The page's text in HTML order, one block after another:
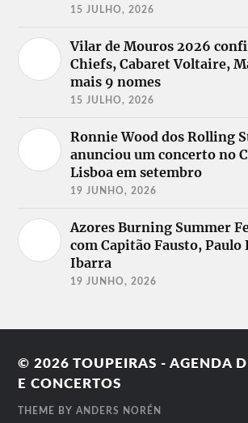
15 JULHO, 2026
Vilar de Mouros 2026
Chiefs, Cabaret Voltaire,
mais 9 nomes
15 JULHO, 2026
Ronnie Wood dos Rolling
anunciou um concerto no
Lisboa em setembro
19 JUNHO, 2026
Azores Burning Summer
com Capitão Fausto, Paulo
Ibarra
19 JUNHO, 2026
© 2026TOUPEIRAS - AGENDA
E CONCERTOS
THEME BYANDERS NORÉN